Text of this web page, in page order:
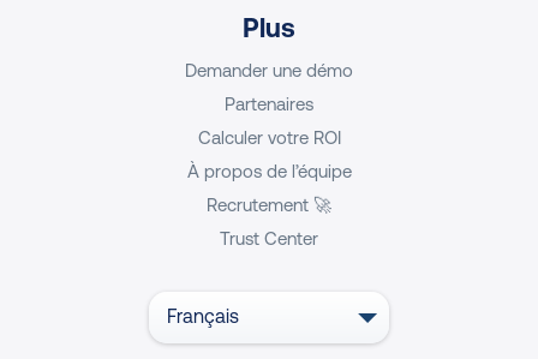
Plus
Demander une démo
Partenaires
Calculer votre ROI
À propos de l’équipe
Recrutement 🚀
Trust Center
Français